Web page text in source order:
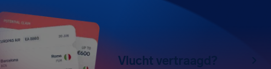
Vlucht vertraagd?